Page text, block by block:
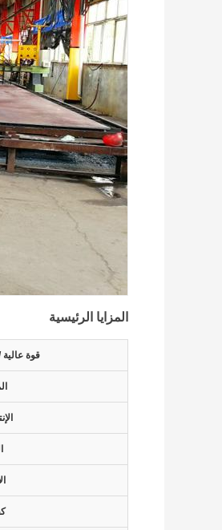
المزايا الرئيسية
قوة